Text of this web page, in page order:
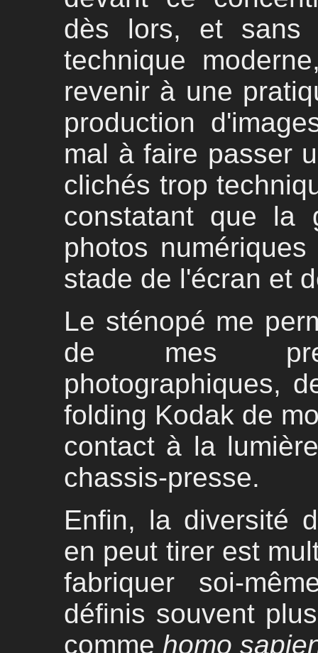
dès lors, et sans
technique
revenir à une
production
mal à faire passer
clichés trop
constatant que la
photos
stade de l'écran et
Le sténopé me
de mes
photographiques,
folding Kodak de
contact à la
chassis-presse.
Enfin, la diversité
en peut tirer est
fabriquer soi-
définis souvent
comme homo